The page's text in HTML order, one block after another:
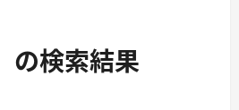
の検索結果